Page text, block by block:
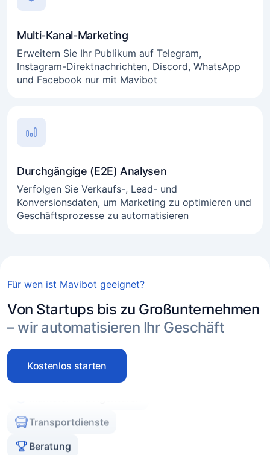
Multi-Kanal-Marketing
Erweitern Sie Ihr Publikum auf Telegram,
Instagram-Direktnachrichten, Discord, WhatsApp
und Facebook nur mit Mavibot
Durchgängige (E2E) Analysen
Verfolgen Sie Verkaufs-, Lead- und
Konversionsdaten, um Marketing zu optimieren und
Geschäftsprozesse zu automatisieren
Für wen ist Mavibot geeignet?
Von Startups bis zu Großunternehmen
– wir automatisieren Ihr Geschäft
Kostenlos starten
Dienstleistungsbranche
Immobilienagenturen
Experten und Coaches
E-Commerce
Marketer und Agenturen
Beratung
Beauty-Branche